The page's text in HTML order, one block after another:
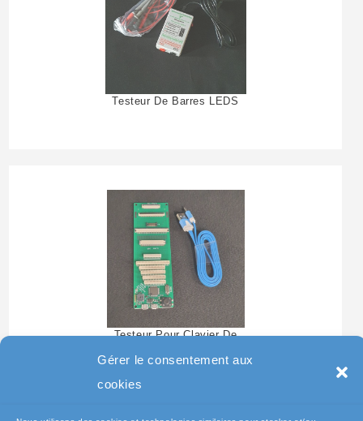
Gérer le consentement aux
cookies
Testeur De Barres LEDS
Testeur Pour Clavier De